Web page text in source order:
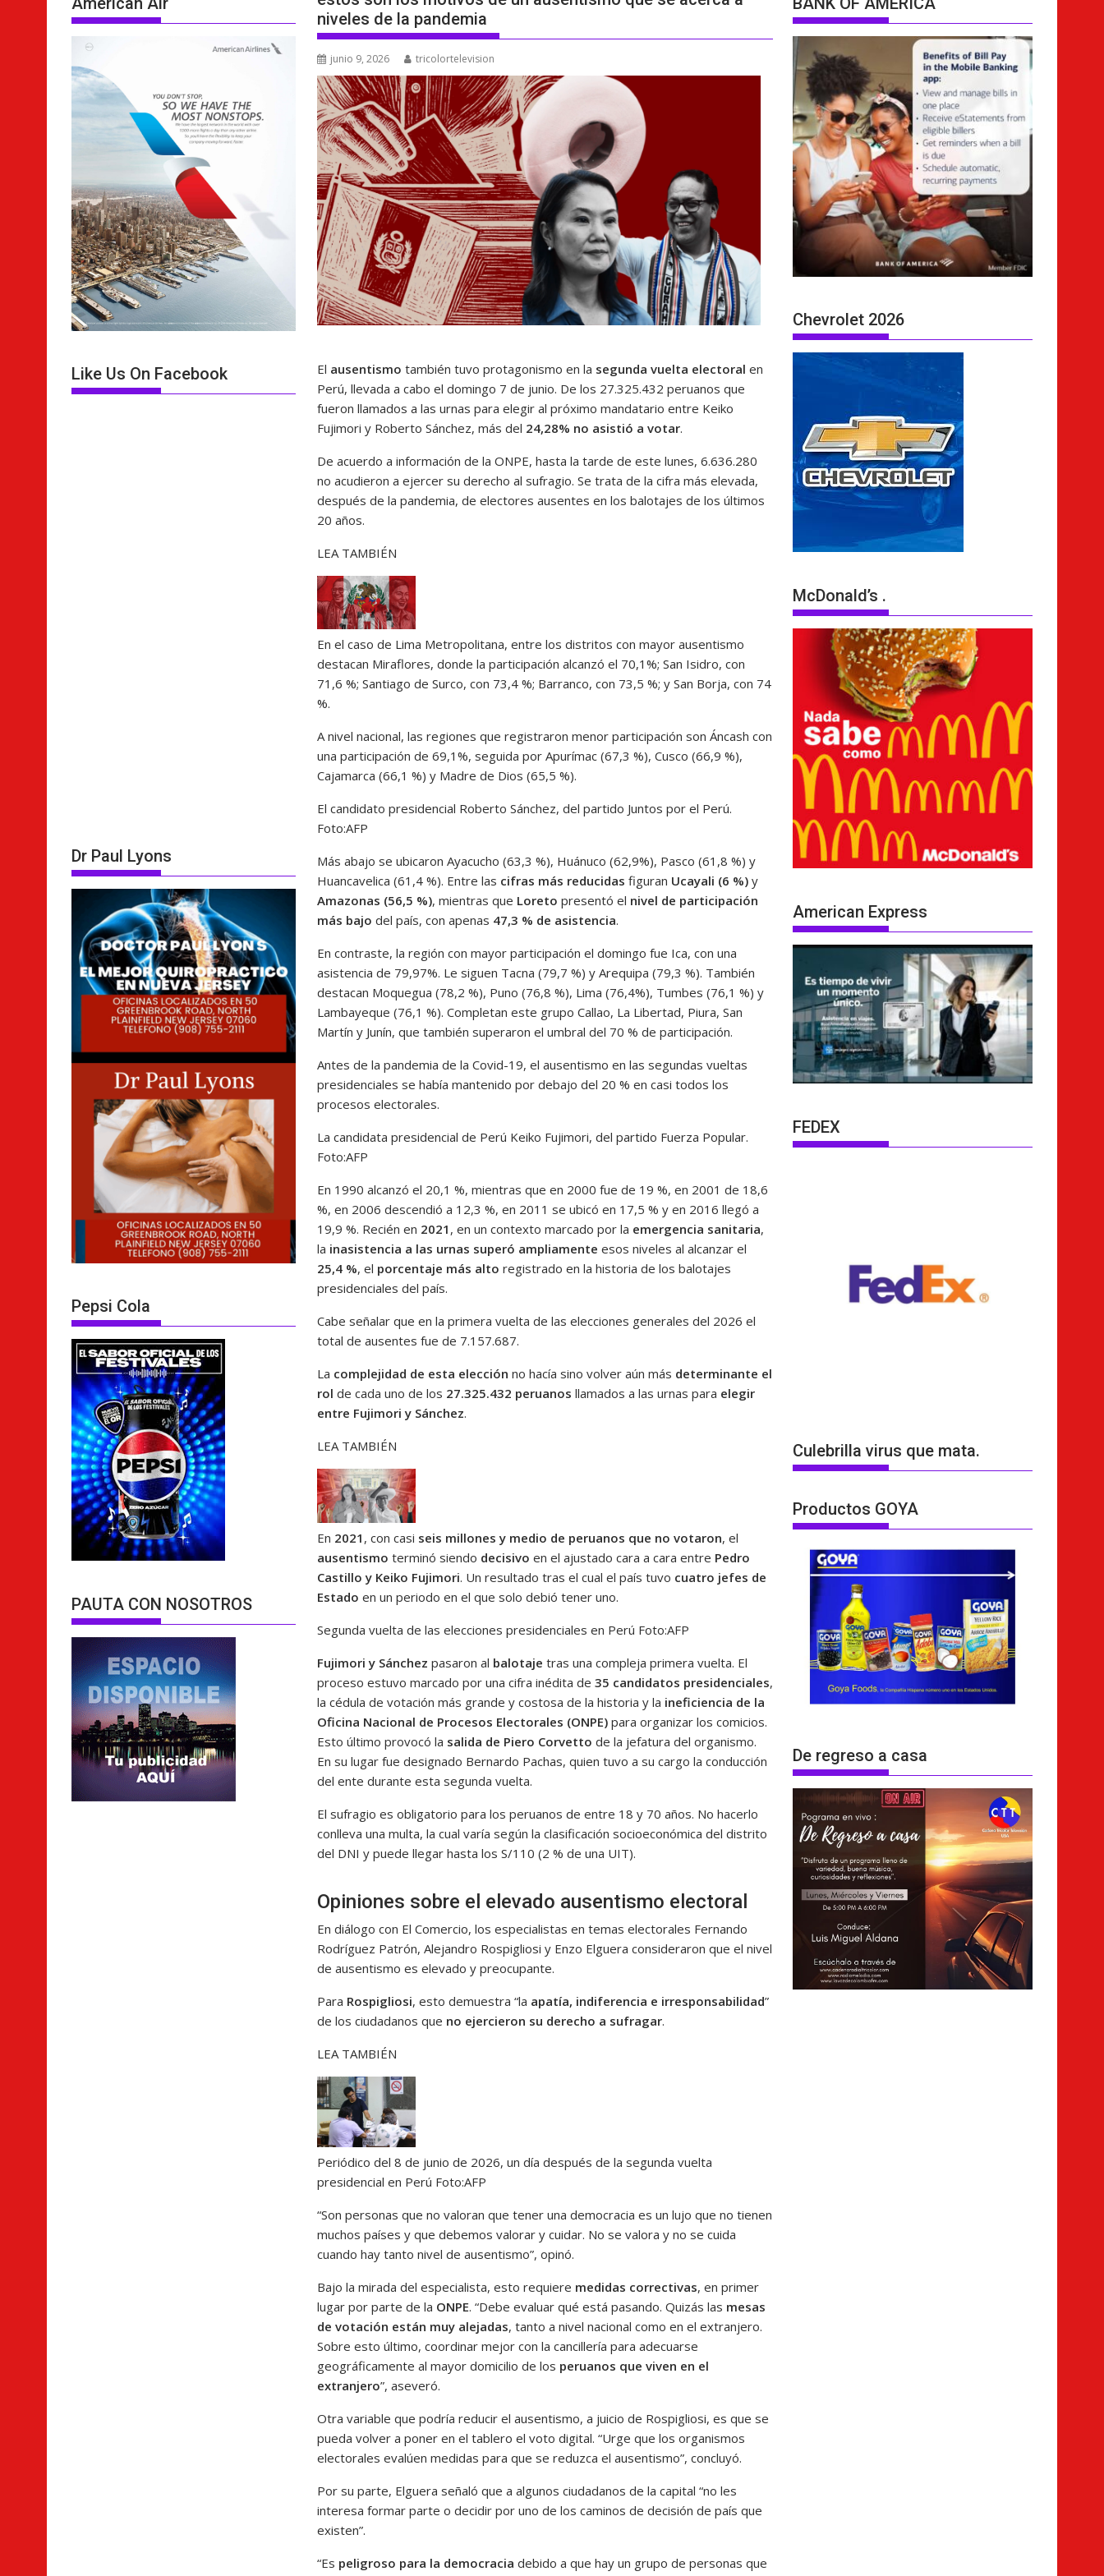
niveles de la pandemia
junio 9, 2026 tricolortelevision
El ausentismo también tuvo protagonismo en la segunda vuelta electoral en
Perú, llevada a cabo el domingo 7 de junio. De los 27.325.432 peruanos que
fueron llamados a las urnas para elegir al próximo mandatario entre Keiko
Fujimori y Roberto Sánchez, más del 24,28% no asistió a votar.
De acuerdo a información de la ONPE, hasta la tarde de este lunes, 6.636.280
no acudieron a ejercer su derecho al sufragio. Se trata de la cifra más elevada,
después de la pandemia, de electores ausentes en los balotajes de los últimos
20 años.
LEA TAMBIÉN
En el caso de Lima Metropolitana, entre los distritos con mayor ausentismo
destacan Miraflores, donde la participación alcanzó el 70,1%; San Isidro, con
71,6 %; Santiago de Surco, con 73,4 %; Barranco, con 73,5 %; y San Borja, con 74
%.
A nivel nacional, las regiones que registraron menor participación son Áncash con
una participación de 69,1%, seguida por Apurímac (67,3 %), Cusco (66,9 %),
Cajamarca (66,1 %) y Madre de Dios (65,5 %).
El candidato presidencial Roberto Sánchez, del partido Juntos por el Perú.
Foto:AFP
Más abajo se ubicaron Ayacucho (63,3 %), Huánuco (62,9%), Pasco (61,8 %) y
Huancavelica (61,4 %). Entre las cifras más reducidas figuran Ucayali (6 %)y
Amazonas (56,5 %), mientras que Loreto presentó el nivel de participación
más bajo del país, con apenas 47,3 % de asistencia.
En contraste, la región con mayor participación el domingo fue Ica, con una
asistencia de 79,97%. Le siguen Tacna (79,7 %) y Arequipa (79,3 %). También
destacan Moquegua (78,2 %), Puno (76,8 %), Lima (76,4%), Tumbes (76,1 %) y
Lambayeque (76,1 %). Completan este grupo Callao, La Libertad, Piura, San
Martín y Junín, que también superaron el umbral del 70 % de participación.
Antes de la pandemia de la Covid-19, el ausentismo en las segundas vueltas
presidenciales se había mantenido por debajo del 20 % en casi todos los
procesos electorales.
La candidata presidencial de Perú Keiko Fujimori, del partido Fuerza Popular.
Foto:AFP
En 1990 alcanzó el 20,1 %, mientras que en 2000 fue de 19 %, en 2001 de 18,6
%, en 2006 descendió a 12,3 %, en 2011 se ubicó en 17,5 % y en 2016 llegó a
19,9 %. Recién en 2021 , en un contexto marcado por la emergencia sanitaria,
la inasistencia a las urnas superó ampliamente esos niveles al alcanzar el
25,4 %, el porcentaje más alto registrado en la historia de los balotajes
presidenciales del país.
Cabe señalar que en la primera vuelta de las elecciones generales del 2026 el
total de ausentes fue de 7.157.687.
La complejidad de esta elección no hacía sino volver aún más determinante el
rol de cada uno de los 27.325.432 peruanos llamados a las urnas para elegir
entre Fujimori y Sánchez.
LEA TAMBIÉN
En 2021 , con casi seis millones y medio de peruanos que no votaron, el
ausentismo terminó siendo decisivo en el ajustado cara a cara entre Pedro
Castillo y Keiko Fujimori. Un resultado tras el cual el país tuvo cuatro jefes de
Estado en un periodo en el que solo debió tener uno.
Segunda vuelta de las elecciones presidenciales en Perú Foto:AFP
Fujimori y Sánchez pasaron al balotaje tras una compleja primera vuelta. El
proceso estuvo marcado por una cifra inédita de 35 candidatos presidenciales,
la cédula de votación más grande y costosa de la historia y la ineficiencia de la
Oficina Nacional de Procesos Electorales (ONPE)para organizar los comicios.
Esto último provocó la salida de Piero Corvetto de la jefatura del organismo.
En su lugar fue designado Bernardo Pachas, quien tuvo a su cargo la conducción
del ente durante esta segunda vuelta.
El sufragio es obligatorio para los peruanos de entre 18 y 70 años. No hacerlo
conlleva una multa, la cual varía según la clasificación socioeconómica del distrito
del DNI y puede llegar hasta los S/110 (2 % de una UIT).
Opiniones sobre el elevado ausentismo electoral
En diálogo con El Comercio, los especialistas en temas electorales Fernando
Rodríguez Patrón, Alejandro Rospigliosi y Enzo Elguera consideraron que el nivel
de ausentismo es elevado y preocupante.
Para Rospigliosi, esto demuestra “la apatía, indiferencia e irresponsabilidad”
de los ciudadanos que no ejercieron su derecho a sufragar.
LEA TAMBIÉN
Periódico del 8 de junio de 2026, un día después de la segunda vuelta
presidencial en Perú Foto:AFP
“Son personas que no valoran que tener una democracia es un lujo que no tienen
muchos países y que debemos valorar y cuidar. No se valora y no se cuida
cuando hay tanto nivel de ausentismo”, opinó.
Bajo la mirada del especialista, esto requiere medidas correctivas, en primer
lugar por parte de la ONPE. “Debe evaluar qué está pasando. Quizás las mesas
de votación están muy alejadas, tanto a nivel nacional como en el extranjero.
Sobre esto último, coordinar mejor con la cancillería para adecuarse
geográficamente al mayor domicilio de los peruanos que viven en el
extranjero”, aseveró.
Otra variable que podría reducir el ausentismo, a juicio de Rospigliosi, es que se
pueda volver a poner en el tablero el voto digital. “Urge que los organismos
electorales evalúen medidas para que se reduzca el ausentismo”, concluyó.
Por su parte, Elguera señaló que a algunos ciudadanos de la capital “no les
interesa formar parte o decidir por uno de los caminos de decisión de país que
existen”.
“Es peligroso para la democracia debido a que hay un grupo de personas que
Like Us On Facebook
Dr Paul Lyons
Pepsi Cola
PAUTA CON NOSOTROS
Chevrolet 2026
McDonald’s .
American Express
FEDEX
Culebrilla virus que mata.
Productos GOYA
De regreso a casa